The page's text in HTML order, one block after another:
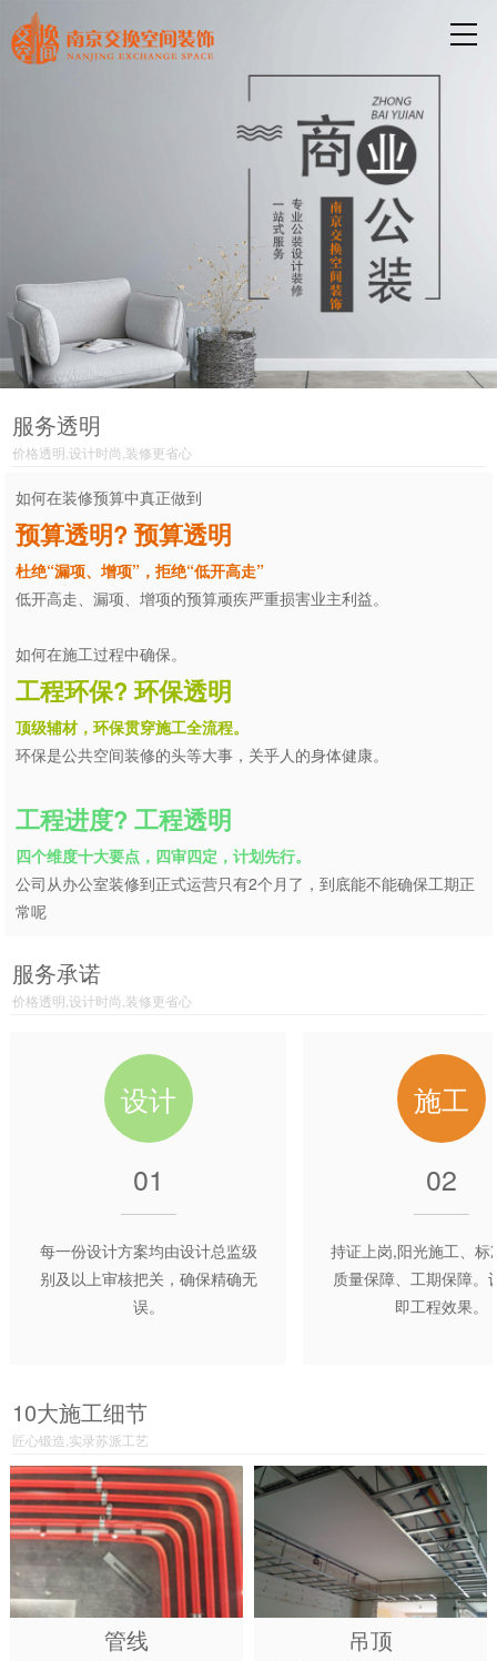
服务透明
价格透明,设计时尚,装修更省心
如何在装修预算中真正做到
预算透明? 预算透明
杜绝“漏项、增项”，拒绝“低开高走”
低开高走、漏项、增项的预算顽疾严重损害业主利益。
如何在施工过程中确保。
工程环保? 环保透明
顶级辅材，环保贯穿施工全流程。
环保是公共空间装修的头等大事，关乎人的身体健康。
工程进度? 工程透明
四个维度十大要点，四审四定，计划先行。
公司从办公室装修到正式运营只有2个月了，到底能不能确保工期正
常呢
服务承诺
价格透明,设计时尚,装修更省心
设计
01
每一份设计方案均由设计总监级
别及以上审核把关，确保精确无
误。
施工
02
持证上岗,阳光施工、标
质量保障、工期保障。
即工程效果。
10大施工细节
匠心锻造,实录苏派工艺
管线 吊顶